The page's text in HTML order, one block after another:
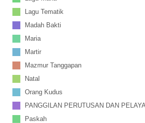
Lagu Tematik
Madah Bakti
Maria
Martir
Mazmur Tanggapan
Natal
Orang Kudus
PANGGILAN PERUTUSAN DAN
Paskah